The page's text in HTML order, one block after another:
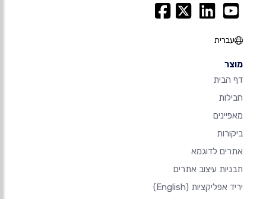
עברית
מוצר
דף הבית
חבילות
מאפיינים
ביקורות
אתרים לדוגמא
תבניות עיצוב אתרים
יריד אפליקציות (English)